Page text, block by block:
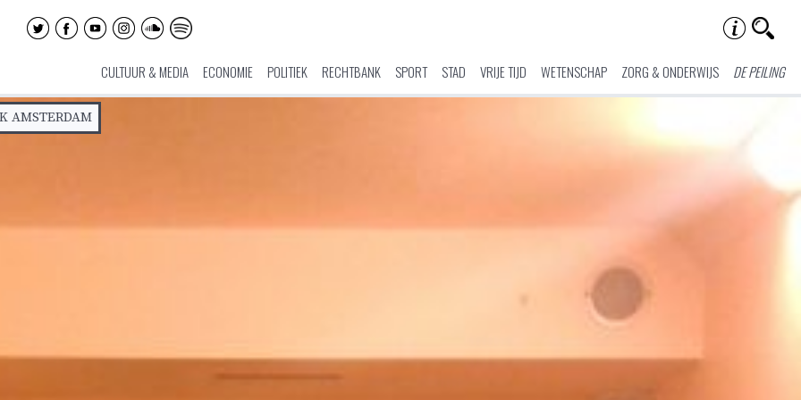
CULTUUR & MEDIA ECONOMIE POLITIEK RECHTBANK SPORT STAD VRIJE TIJD WETENSCHAP ZORG & ONDERWIJS DE PEILING
AMSTERDAM